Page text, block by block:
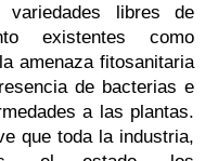
variedades libres de
existentes como
amenaza fitosanitaria
de bacterias e
a las plantas.
que toda la industria,